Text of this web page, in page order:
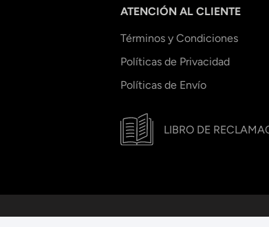
ATENCIÓN AL CLIENTE
Términos y Condiciones
Políticas de Privacidad
Políticas de Envío
LIBRO DE